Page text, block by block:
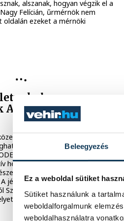
Beleegyezés
Ez a weboldal sütiket
Sütiket használunk a
weboldalforgalmunk
weboldalhasználatra
alszanak, hogyan végzik el a
Felícián, űrmérnök nem
ezeket a mérnöki
kel –
jégbarlang éneke
negyedszázados szakmai
kulturális szereplője
Digitális Élményközpont a
helyszíneként ötvözi a
A két intézmény idén
jégbarlang éneke című előadást,
Szántó Viktóriát, a Kabóca
beszélt.